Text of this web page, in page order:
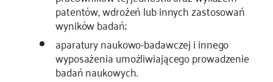
patentów, wdrożeń lub innych zastosowań
wyników badań;
aparatury naukowo-badawczej i innego
wyposażenia umożliwiającego prowadzenie
badań naukowych.